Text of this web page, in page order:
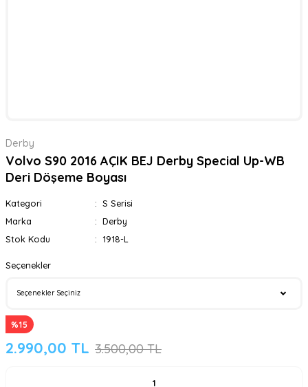
Derby
Volvo S90 2016 AÇIK BEJ Derby Special Up-WB
Deri Döşeme Boyası
Kategori
S Serisi
Marka
Derby
Stok Kodu
1918-L
Seçenekler
%15
2.990,00 TL 3.500,00 TL